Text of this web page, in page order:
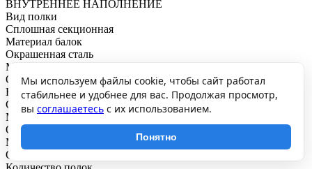
ВНУТРЕННЕЕ НАПОЛНЕНИЕ
Вид полки
Сплошная секционная
Материал балок
Окрашенная сталь
Материал полки
Оцинкованная сталь
Настил
С настилом
Материал настила полок
Оцинкованная сталь
Материал стоек
Оцинкованная сталь
Мы используем файлы cookie, чтобы сайт работал
стабильнее и удобнее для вас. Продолжая просмотр,
вы соглашаетесь с их использованием.
Понятно